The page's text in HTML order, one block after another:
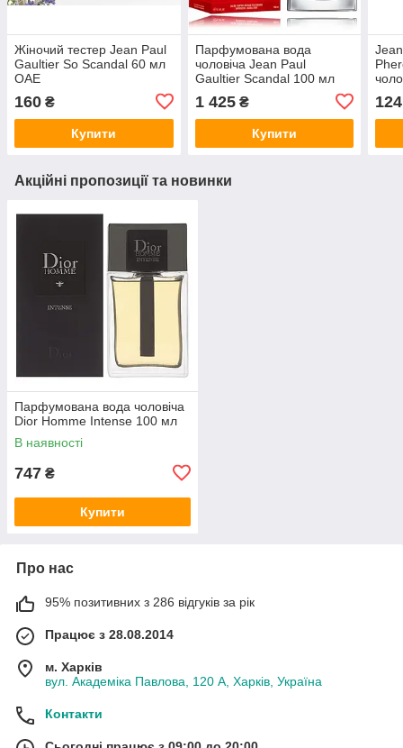
Жіночий тестер Jean Paul
Gaultier So Scandal 60 мл
ОАЕ
160 ₴
Купити
Парфумована вода
чоловіча Jean Paul
Gaultier Scandal 100 мл
1 425₴
Купити
124
Акційні пропозиції та новинки
Парфумована вода чоловіча
Dior Homme Intense 100 мл
В наявності
747 ₴
Купити
Про нас
95% позитивних з 286 відгуків за рік
Працює з 28.08.2014
м. Харків
вул. Академіка Павлова, 120 А, Харків, Україна
Контакти